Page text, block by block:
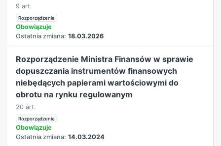
9 art.
Rozporządzenie
Obowiązuje
Ostatnia zmiana: 18.03.2026
Rozporządzenie Ministra Finansów w sprawie
dopuszczania instrumentów finansowych
niebędących papierami wartościowymi do
obrotu na rynku regulowanym
20 art.
Rozporządzenie
Obowiązuje
Ostatnia zmiana: 14.03.2024